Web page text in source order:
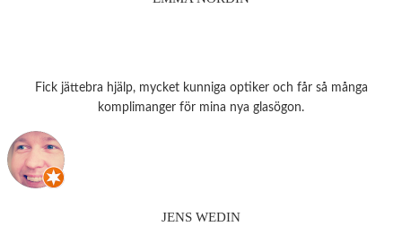
Fick jättebra hjälp, mycket kunniga optiker och får så många
komplimanger för mina nya glasögon.
JENS WEDIN